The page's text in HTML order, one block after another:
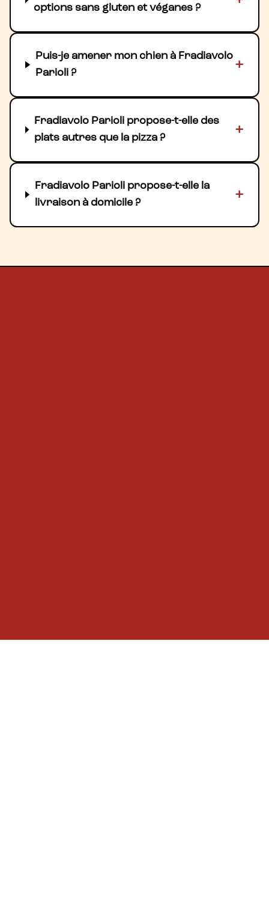
options sans gluten et véganes ?
Puis-je amener mon chien à Fradiavolo
Parioli ?
+
Fradiavolo Parioli propose-t-elle des
plats autres que la pizza ?
+
Fradiavolo Parioli propose-t-elle la
livraison à domicile ?
+